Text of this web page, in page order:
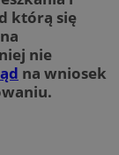
którą się
nie
na wniosek